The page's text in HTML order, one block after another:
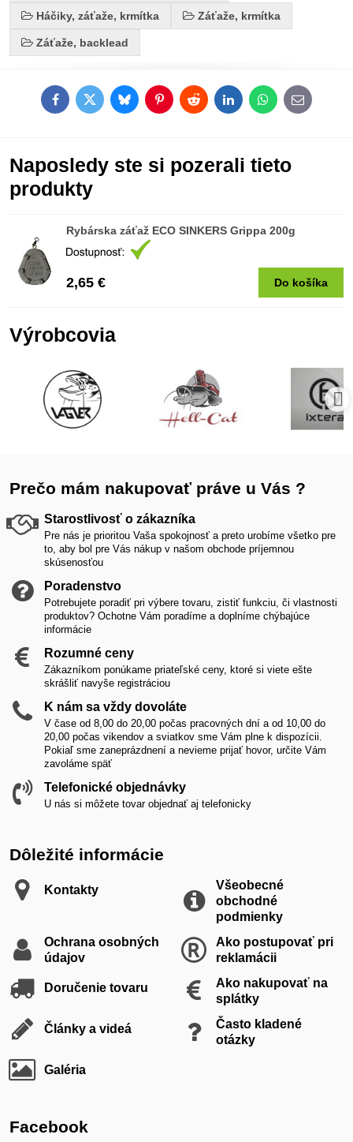
Háčiky, záťaže, krmítka Záťaže, krmítka
Záťaže, backlead
FacebookTwitterBlueskyPinterestRedditLinkedInWhatsApp
E-
mail
Naposledy ste si pozerali tieto
produkty
Rybárska záťaž ECO SINKERS Grippa 200g
2,65 € Do košíka
Výrobcovia
Prečo mám nakupovať práve u Vás ?
Starostlivosť o zákazníka
Pre nás je prioritou Vaša spokojnosť a preto urobíme všetko pre
to, aby bol pre Vás nákup v našom obchode príjemnou
skúsenosťou
Poradenstvo
Potrebujete poradiť pri výbere tovaru, zistiť funkciu, či vlastnosti
produktov? Ochotne Vám poradíme a doplníme chýbajúce
informácie
Rozumné ceny
Zákazníkom ponúkame priateľské ceny, ktoré si viete ešte
skrášliť navyše registráciou
K nám sa vždy dovoláte
V čase od 8,00 do 20,00 počas pracovných dní a od 10,00 do
20,00 počas vikendov a sviatkov sme Vám plne k dispozícii.
Pokiaľ sme zaneprázdnení a nevieme prijať hovor, určite Vám
zavoláme späť
Telefonické objednávky
U nás si môžete tovar objednať aj telefonicky
Dôležité informácie
Kontakty
Všeobecné
obchodné
podmienky
Ochrana osobných
údajov
Ako postupovať pri
reklamácii
Doručenie tovaru
Ako nakupovať na
splátky
Články a videá
Často kladené
otázky
Galéria
Facebook